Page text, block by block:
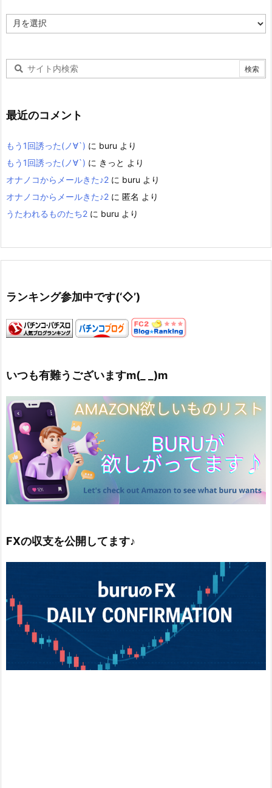
ー
最近のコメント
もう1回誘った(ノ∀`) に buru より
もう1回誘った(ノ∀`) に きっと より
オナノコからメールきた♪2 に buru より
オナノコからメールきた♪2 に 匿名 より
うたわれるものたち2 に buru より
ランキング参加中です(‘◇’)ゞ
いつも有難うございますm(_ _)m
FXの収支を公開してます♪